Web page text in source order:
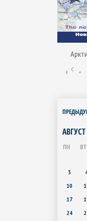
АВГУСТ
ПН ВТ
3
10
17
24